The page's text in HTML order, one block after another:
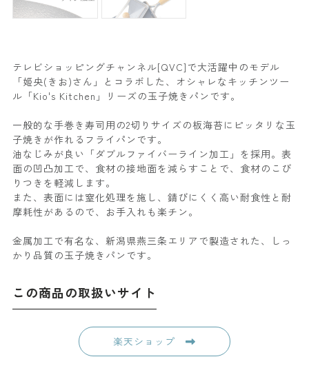
テレビショッピングチャンネル[QVC]で大活躍中のモデル
「姫央(きお)さん」とコラボした、オシャレなキッチンツー
ル「Kio's Kitchen」リーズの玉子焼きパンです。
一般的な手巻き寿司用の2切りサイズの板海苔にピッタリな玉
子焼きが作れるフライパンです。
油なじみが良い「ダブルファイバーライン加工」を採用。表
面の凹凸加工で、食材の接地面を減らすことで、食材のこび
りつきを軽減します。
また、表面には窒化処理を施し、錆びにくく高い耐食性と耐
摩耗性があるので、お手入れも楽チン。
金属加工で有名な、新潟県燕三条エリアで製造された、しっ
かり品質の玉子焼きパンです。
この商品の取扱いサイト
楽天ショップ